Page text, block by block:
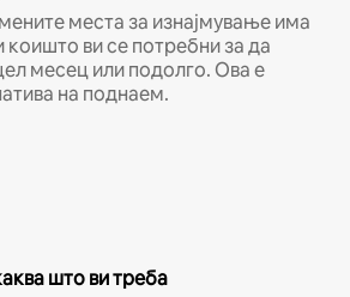
места за изнајмување има
коишто ви се потребни за да
месец или подолго. Ова е
на поднаем.
што ви треба